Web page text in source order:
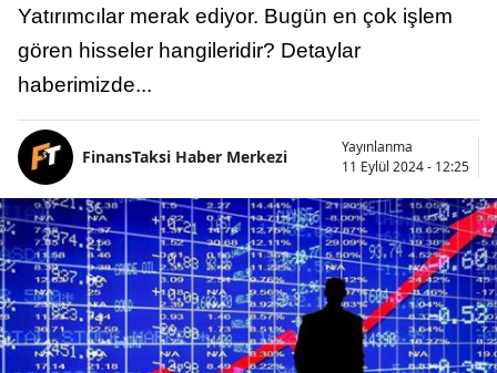
Yatırımcılar merak ediyor. Bugün en çok işlem
gören hisseler hangileridir? Detaylar
haberimizde...
FinansTaksi Haber Merkezi
Yayınlanma
11 Eylül 2024 - 12:25